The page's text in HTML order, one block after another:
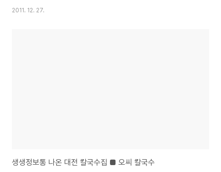
매콤 소꼬리찜 [여행] - 11월 1일 생생정보통 수원 매탄동 맛집 군포해물탕집
2011. 12. 27.
생생정보통 나온 대전 칼국수집 ■ 오씨 칼국수